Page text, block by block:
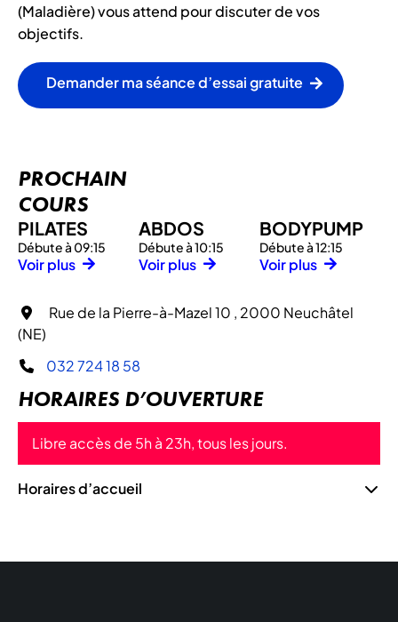
(Maladière) vous attend pour discuter de vos
objectifs.
Demander ma séance d’essai gratuite
PROCHAIN
COURS
PILATES
Débute à 09:15
Voir plus
ABDOS
Débute à 10:15
Voir plus
BODYPUMP
Débute à 12:15
Voir plus
Rue de la Pierre-à-Mazel 10 , 2000 Neuchâtel
(NE)
032 724 18 58
HORAIRES D’OUVERTURE
Libre accès de 5h à 23h, tous les jours.
Horaires d’accueil